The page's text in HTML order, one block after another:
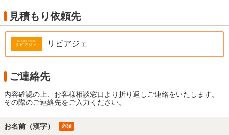
見積もり依頼先
リビアジェ
ご連絡先
内容確認の上、お客様相談窓口より折り返しご連絡をいたします。
その際のご連絡先をご入力ください。
お名前（漢字） 必須